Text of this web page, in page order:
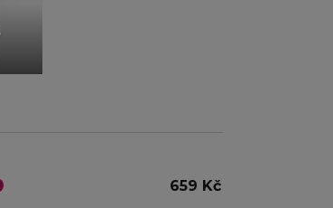
659 Kč